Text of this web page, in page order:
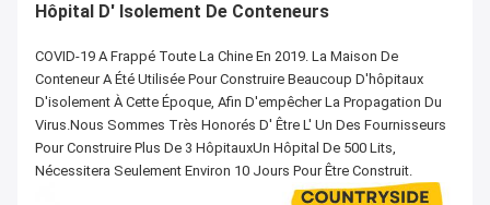
Hôpital D' Isolement De Conteneurs
COVID-19 A Frappé Toute La Chine En 2019. La Maison De
Conteneur A Été Utilisée Pour Construire Beaucoup D'hôpitaux
D'isolement À Cette Époque, Afin D'empêcher La Propagation Du
Virus.Nous Sommes Très Honorés D' Être L' Un Des Fournisseurs
Pour Construire Plus De 3 HôpitauxUn Hôpital De 500 Lits,
Nécessitera Seulement Environ 10 Jours Pour Être Construit.